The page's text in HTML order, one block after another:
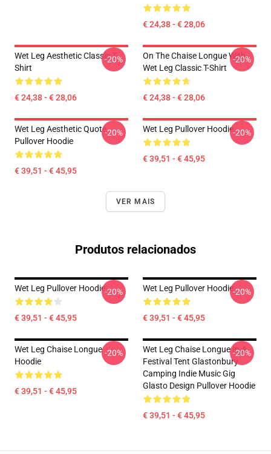
€ 24,38 - € 28,06
Wet Leg Aesthetic Classic T-
Shirt
€ 24,38 - € 28,06
-20%
On The Chaise Longue With
Wet Leg Classic T-Shirt
€ 24,38 - € 28,06
-20%
Wet Leg Aesthetic Quote
Pullover Hoodie
€ 39,51 - € 45,95
-20% Wet Leg Pullover Hoodie
€ 39,51 - € 45,95
-20%
VER MAIS
Produtos relacionados
Wet Leg Pullover Hoodie
€ 39,51 - € 45,95
-20% Wet Leg Pullover Hoodie
€ 39,51 - € 45,95
-20%
Wet Leg Chaise Longue
Hoodie
€ 39,51 - € 45,95
-20%
Wet Leg Chaise Longue In A
Festival Tent Glastonbury
Camping Indie Music Gig
Glasto Design Pullover Hoodie
€ 39,51 - € 45,95
-20%